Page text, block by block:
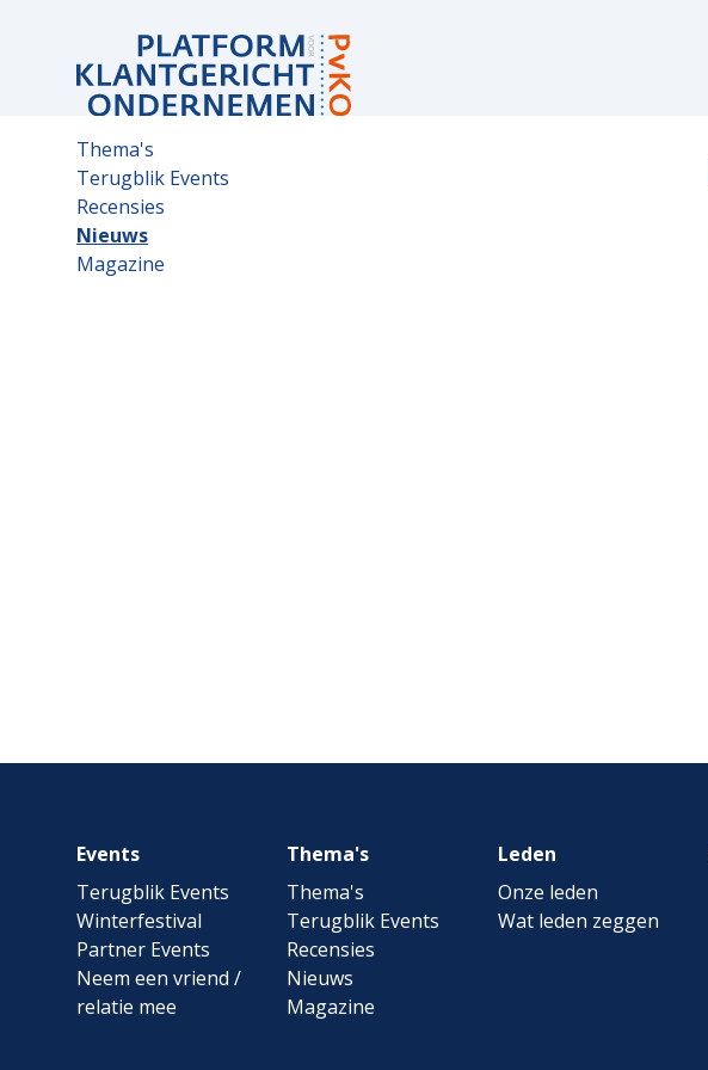
Sub
navigation
Thema's
Terugblik Events
Recensies
Nieuws
Magazine
Footer
navigation
Events
Terugblik Events
Winterfestival
Partner Events
Neem een vriend /
relatie mee
Thema's
Thema's
Terugblik Events
Recensies
Nieuws
Magazine
Leden
Onze leden
Wat leden zeggen